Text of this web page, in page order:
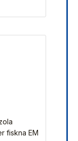
fiskna EM